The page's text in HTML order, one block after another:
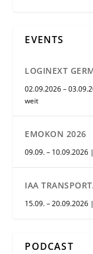
EVENTS
LOGINEXT
02.09.2026 –
weit
EMOKON 2026
09.09. – 10.09.2026
IAA
15.09. –
PODCAST